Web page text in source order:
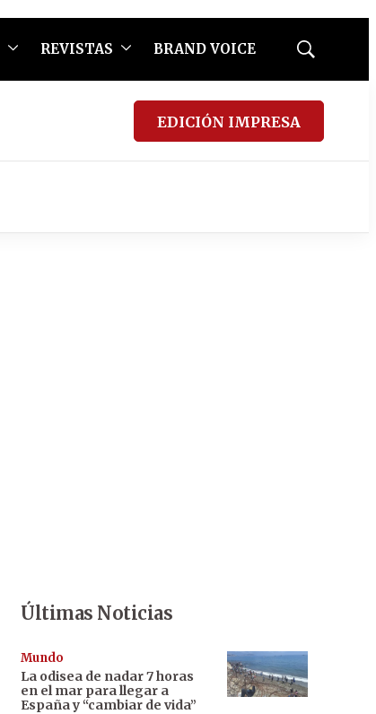
REVISTAS BRAND VOICE
Mostrar
EDICIÓN IMPRESA
Últimas Noticias
Mundo
La odisea de nadar 7 horas
en el mar para llegar a
España y “cambiar de vida”